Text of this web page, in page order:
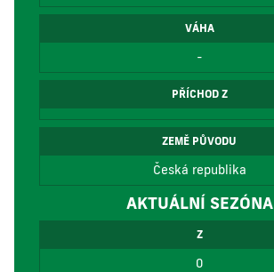
VÁHA
-
PŘÍCHOD Z
ZEMĚ PŮVODU
Česká republika
AKTUÁLNÍ SEZÓNA
Z
0